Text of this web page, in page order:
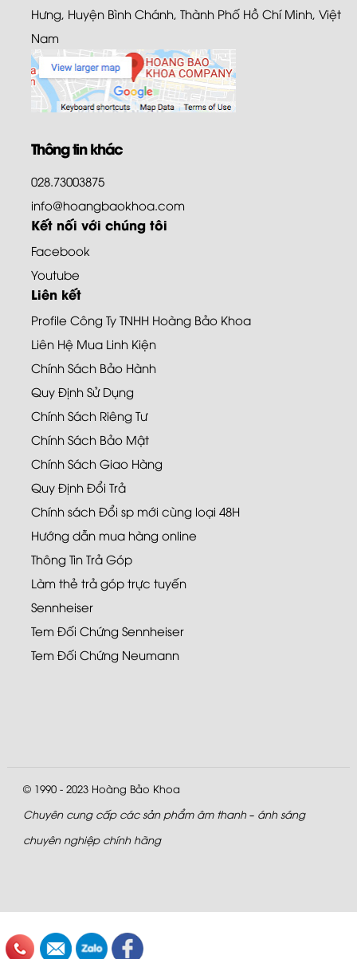
Hưng, Huyện Bình Chánh, Thành Phố Hồ Chí Minh, Việt
Nam
Thông tin khác
028.73003875
info@hoangbaokhoa.com
Kết nối với chúng tôi
Facebook
Youtube
Liên kết
Profile Công Ty TNHH Hoàng Bảo Khoa
Liên Hệ Mua Linh Kiện
Chính Sách Bảo Hành
Quy Định Sử Dụng
Chính Sách Riêng Tư
Chính Sách Bảo Mật
Chính Sách Giao Hàng
Quy Định Đổi Trả
Chính sách Đổi sp mới cùng loại 48H
Hướng dẫn mua hàng online
Thông Tin Trả Góp
Làm thẻ trả góp trực tuyến
Sennheiser
Tem Đối Chứng Sennheiser
Tem Đối Chứng Neumann
© 1990 - 2023 Hoàng Bảo Khoa
Chuyên cung cấp các sản phẩm âm thanh – ánh sáng
chuyên nghiệp chính hãng